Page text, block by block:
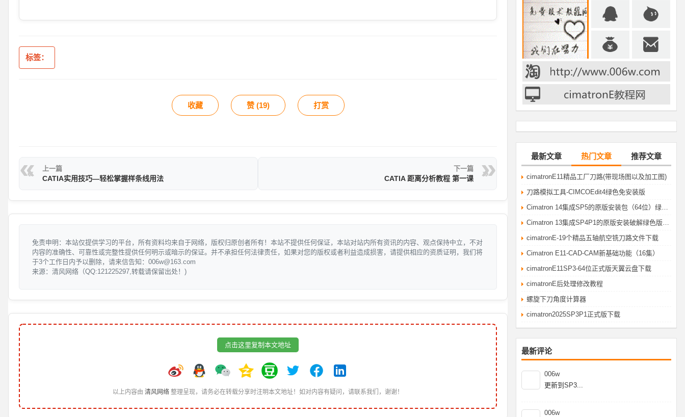
最新文章 热门文章 推荐文章
cimatronE11精品工厂刀路(带现场图以及加工图)
刀路模拟工具-CIMCOEdit4绿色免安装版
cimatronE-19个精品五轴航空铣刀路文件下载
Cimatron E11-CAD-CAM新基础功能（16集）
cimatronE11SP3-64位正式版天翼云盘下载
cimatronE后处理修改教程
螺旋下刀角度计算器
cimatron2025SP3P1正式版下载
最新评论
006w
更新到SP3...
006w
标签：
收藏 赞 (19) 打赏
上一篇
CATIA实用技巧—轻松掌握样条线用法
下一篇
CATIA 距离分析教程 第一课
免责申明：本站仅提供学习的平台，所有资料均来自于网络，版权归原创者所有！本站不提供任何保证，本站对站内所有资讯的内容、观点保持中立，不对
内容的准确性、可靠性或完整性提供任何明示或暗示的保证。并不承担任何法律责任，如果对您的版权或者利益造成损害，请提供相应的资质证明，我们将
于3个工作日内予以删除，请来信告知：006w@163.com
来源：清风网络（QQ:121225297,转载请保留出处！)
点击这里复制本文地址
以上内容由 清风网络 整理呈现，请务必在转载分享时注明本文地址！如对内容有疑问，请联系我们，谢谢！